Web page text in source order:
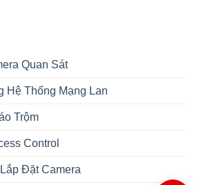
Quan Sát
Hệ Thống Mạng Lan
Trộm
Control
Đặt Camera